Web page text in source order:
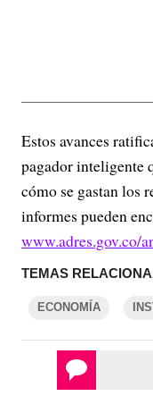
Estos avances
pagador inteligente
cómo se gastan los
informes pueden
www.adres.gov.co/
TEMAS
ECONOMÍA